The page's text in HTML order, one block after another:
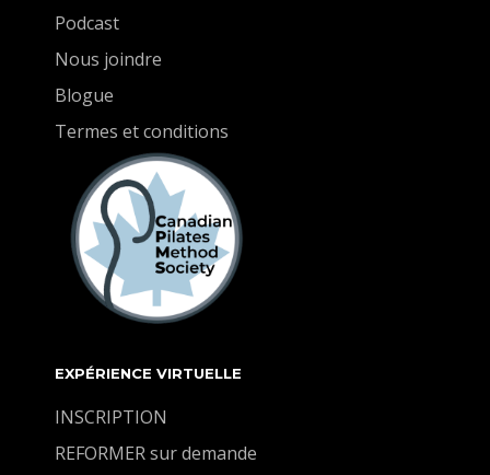
Podcast
Nous joindre
Blogue
Termes et conditions
EXPÉRIENCE VIRTUELLE
INSCRIPTION
REFORMER sur demande